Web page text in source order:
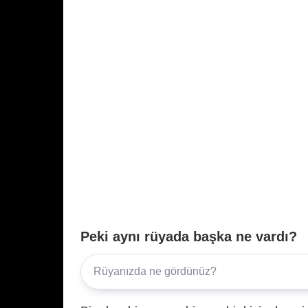
Peki aynı rüyada başka ne vardı?